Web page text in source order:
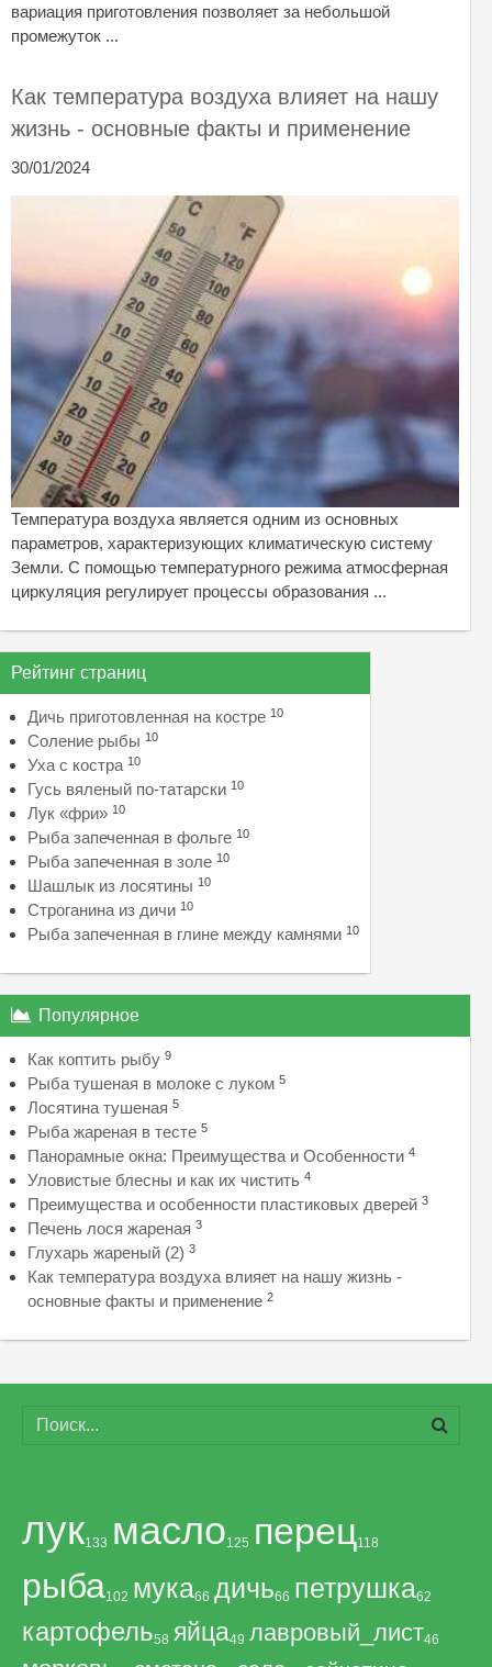
вариация приготовления позволяет за небольшой
промежуток ...
Как температура воздуха влияет на нашу
жизнь - основные факты и применение
30/01/2024
Температура воздуха является одним из основных
параметров, характеризующих климатическую систему
Земли. С помощью температурного режима атмосферная
циркуляция регулирует процессы образования ...
Рейтинг страниц
Дичь приготовленная на костре 10
Соление рыбы 10
Уха с костра 10
Гусь вяленый по-татарски 10
Лук «фри» 10
Рыба запеченная в фольге 10
Рыба запеченная в золе 10
Шашлык из лосятины 10
Строганина из дичи 10
Рыба запеченная в глине между камнями 10
Популярное
Как коптить рыбу 9
Рыба тушеная в молоке с луком 5
Лосятина тушеная 5
Рыба жареная в тесте 5
Панорамные окна: Преимущества и Особенности 4
Уловистые блесны и как их чистить 4
Преимущества и особенности пластиковых дверей 3
Печень лося жареная 3
Глухарь жареный (2) 3
Как температура воздуха влияет на нашу жизнь -
основные факты и применение 2
лук133 масло125 перец118
рыба102 мука66 дичь66 петрушка62
картофель58 яйца49 лавровый_лист46